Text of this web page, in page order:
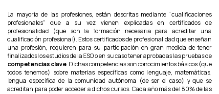
La mayoría de las profesiones, están descritas mediante “cualificaciones
profesionales” que a su vez vienen explicadas en certificados de
profesionalidad (que son la formación necesaria para acreditar una
cualificación profesional). Estos certificados de profesionalidad que enseñan
una profesión, requieren para su participación en gran medida de tener
finalizados los estudios de la ESO o en su caso tener aprobadas las pruebas de
competencias clave. Dichas competencias son conocimientos básicos (que
todos tenemos) sobre materias específicas como lenguaje, matemáticas,
lengua específica de la comunidad autónoma (de ser el caso) y que se
acreditan para poder acceder a dichos cursos. Cada año más del 80% de las